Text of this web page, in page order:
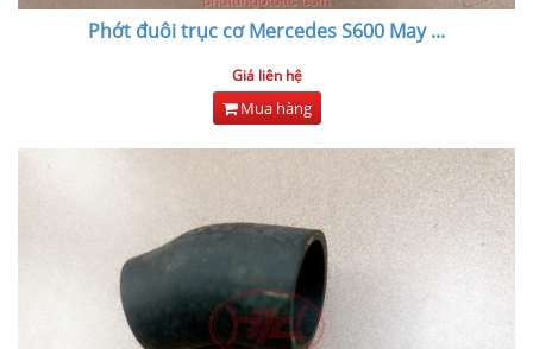
Phớt đuôi trục cơ Mercedes S600 May...
Giá liên hệ
Mua hàng